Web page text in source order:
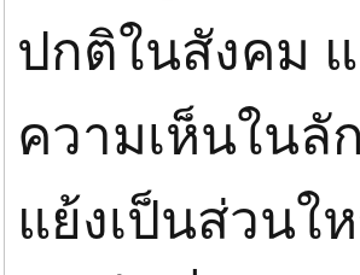
ปกติในสังคม
ความเห็นใน
แย้งเป็นส่วนใ